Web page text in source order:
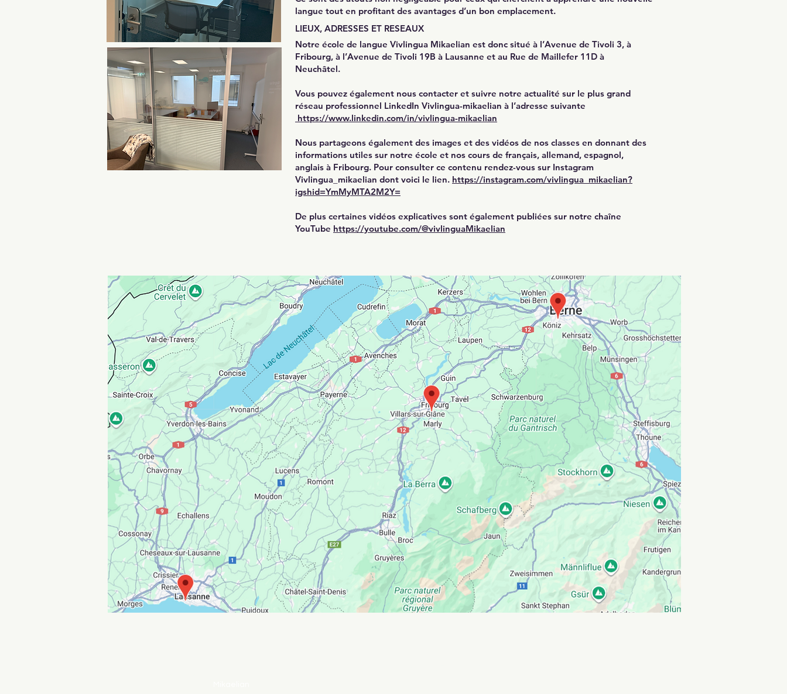
langue tout en profitant des avantages d’un bon emplacement.
​​LIEUX, ADRESSES ET RESEAUX
Notre école de langue Vivlingua Mikaelian est donc situé à l’Avenue de Tivoli 3, à
Fribourg, à l’Avenue de Tivoli 19B à Lausanne et au Rue de Maillefer 11D à
Neuchâtel.
Vous pouvez également nous contacter et suivre notre actualité sur le plus grand
réseau professionnel LinkedIn Vivlingua-mikaelian à l’adresse suivante
https://www.linkedin.com/in/vivlingua-mikaelian
Nous partageons également des images et des vidéos de nos classes en donnant des
informations utiles sur notre école et nos cours de français, allemand, espagnol,
anglais à Fribourg. Pour consulter ce contenu rendez-vous sur Instagram
Vivlingua_mikaelian dont voici le lien. https://instagram.com/vivlingua_mikaelian?
igshid=YmMyMTA2M2Y=
De plus certaines vidéos explicatives sont également publiées sur notre chaîne
YouTube https://youtube.com/@vivlinguaMikaelian